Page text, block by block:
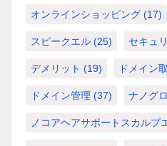
オンラインショッピング (17)
スピークエル (25) セキュ
デメリット (19) ドメイン
ドメイン管理 (37) ナノグ
ノコアヘアサポートスカルプ